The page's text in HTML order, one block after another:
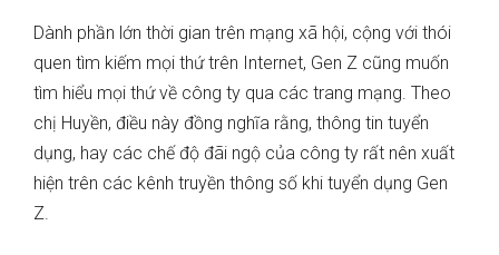
Dành phần lớn thời gian trên mạng xã hội, cộng với thói
quen tìm kiếm mọi thứ trên Internet, Gen Z cũng muốn
tìm hiểu mọi thứ về công ty qua các trang mạng. Theo
chị Huyền, điều này đồng nghĩa rằng, thông tin tuyển
dụng, hay các chế độ đãi ngộ của công ty rất nên xuất
hiện trên các kênh truyền thông số khi tuyển dụng Gen
Z.